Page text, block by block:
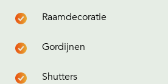
Raamdecoratie
Gordijnen
Shutters